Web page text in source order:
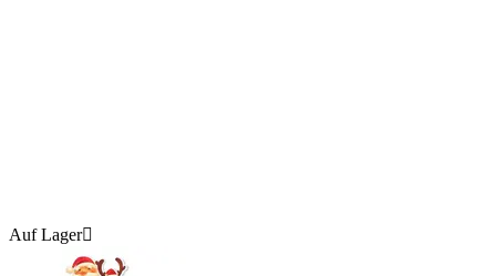
Auf Lager